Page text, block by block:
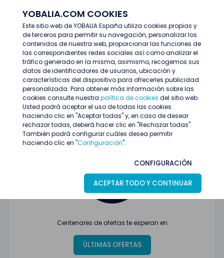
YOBALIA.COM COOKIES
Este sitio web de YOBALIA España utiliza cookies propias y
de terceros para permitir su navegación, personalizar los
contenidos de nuestra web, proporcionar las funciones de
las correspondientes redes sociales así como analizar el
tráfico generado en la misma, asimismo, recogemos sus
datos de identificadores de usuarios, ubicación y
características del dispositivo para ofrecerles publicidad
personalizada. Para obtener más información sobre las
cookies consulte nuestra política de cookies del sitio web.
Usted podrá aceptar el uso de todas las cookies
haciendo clic en "Aceptar todas" y, en caso de desear
rechazar todas, deberá hacer clic en "Rechazar todas".
También podrá configurar cuáles desea permitir
haciendo clic en "Configuración".
CONFIGURACIÓN
ACEPTAR TODO Y CONTINUAR
Últimas ofertas
Oferta no encontrada o ha finalizado su
proceso de selección
Centenares de ofertas te esperan en
ÚLTIMAS OFERTAS